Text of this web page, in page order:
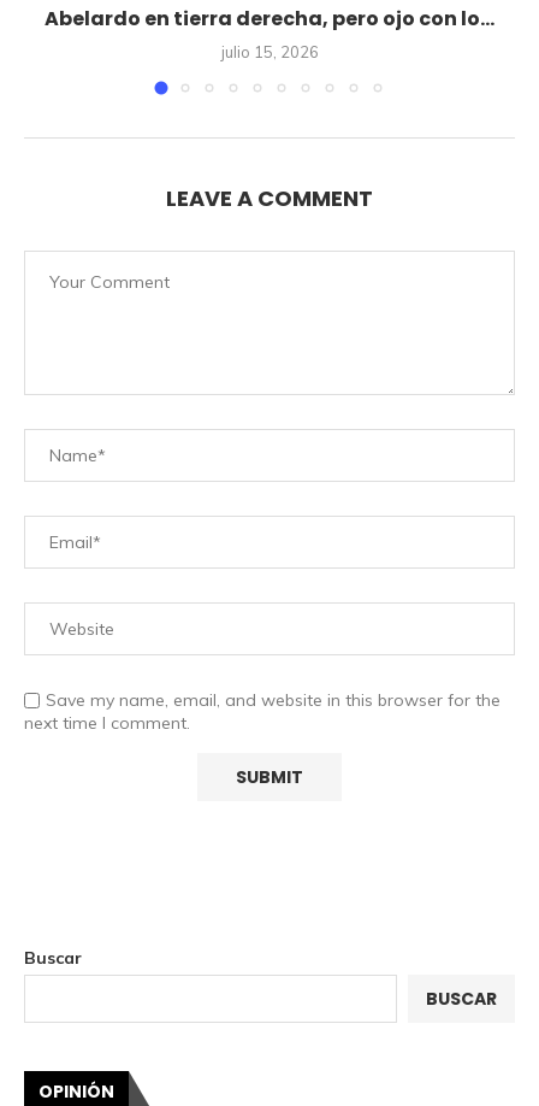
Abelardo en tierra derecha, pero ojo con lo...
julio 15, 2026
LEAVE A COMMENT
Save my name, email, and website in this browser for the
next time I comment.
Buscar
BUSCAR
OPINIÓN